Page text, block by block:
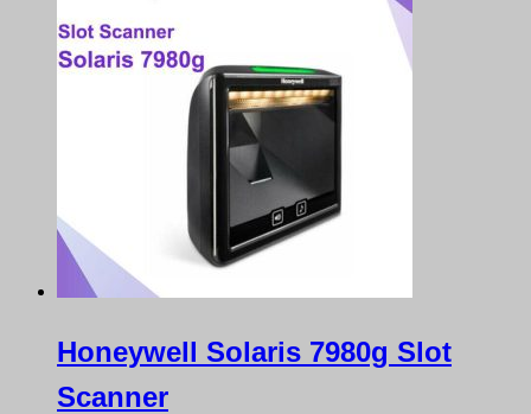
Honeywell Solaris 7980g Slot
Scanner